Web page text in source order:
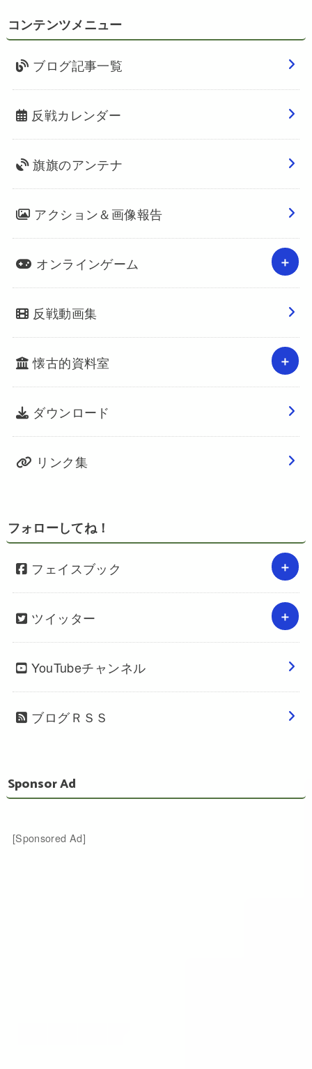
コンテンツメニュー
ブログ記事一覧
反戦カレンダー
旗旗のアンテナ
アクション＆画像報告
オンラインゲーム
反戦動画集
懐古的資料室
ダウンロード
リンク集
フォローしてね！
フェイスブック
ツイッター
YouTubeチャンネル
ブログＲＳＳ
Sponsor Ad
[Sponsored Ad]